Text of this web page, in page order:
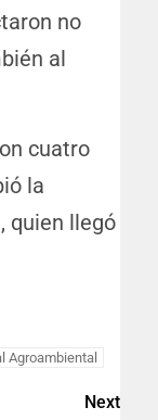
no
al
cuatro
la
quien llegó
Agroambiental
Next